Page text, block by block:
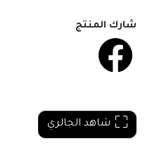
شارك المنتج
شاهد الجالري